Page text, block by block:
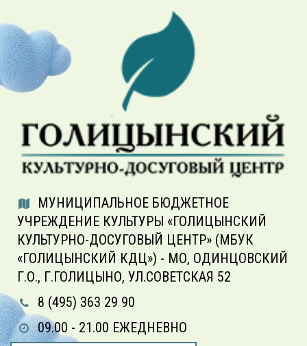
МУНИЦИПАЛЬНОЕ БЮДЖЕТНОЕ
УЧРЕЖДЕНИЕ КУЛЬТУРЫ «ГОЛИЦЫНСКИЙ
КУЛЬТУРНО-ДОСУГОВЫЙ ЦЕНТР» (МБУК
«ГОЛИЦЫНСКИЙ КДЦ») - МО, ОДИНЦОВСКИЙ
Г.О., Г.ГОЛИЦЫНО, УЛ.СОВЕТСКАЯ 52
8 (495) 363 29 90
09.00 - 21.00 ЕЖЕДНЕВНО